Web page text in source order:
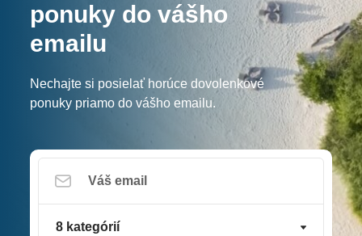
ponuky do vášho
emailu
Nechajte si posielať horúce dovolenkové
ponuky priamo do vášho emailu.
8 kategórií